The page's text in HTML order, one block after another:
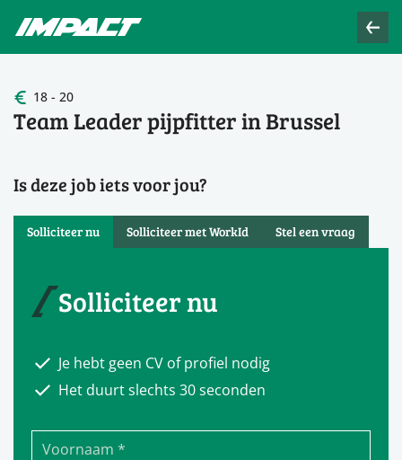
Team Leader pijpfitter in Brussel
18 - 20
Is deze job iets voor jou?
Solliciteer nu Solliciteer met WorkId Stel een vraag
Solliciteer nu
Je hebt geen CV of profiel nodig
Het duurt slechts 30 seconden